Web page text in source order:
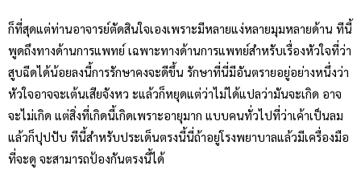
ก็ที่สุดแต่ท่านอาจารย์ตัดสินใจเองเพราะมีหลายแง่หลายมุมหลายด้าน ทีนี้
พูดถึงทางด้านการแพทย์ เฉพาะทางด้านการแพทย์สำหรับเรื่องหัวใจที่ว่า
สูบฉีดได้น้อยลงนี้การรักษาคงจะดีขึ้น รักษาที่นี่มีอันตรายอยู่อย่างหนึ่งว่า
หัวใจอาจจะเต้นเสียจังหว ะแล้วก็หยุดแต่ว่าไม่ได้แปลว่ามันจะเกิด อาจ
จะไม่เกิด แต่สิ่งที่เกิดนี้เกิดเพราะอายุมาก แบบคนทั่วไปที่ว่าเค้าเป็นลม
แล้วก็ปุปปับ ทีนี้สำหรับประเด็นตรงนี้นี่ถ้าอยู่โรงพยาบาลแล้วมีเครื่องมือ
ที่จะดู จะสามารถป้องกันตรงนี้ได้